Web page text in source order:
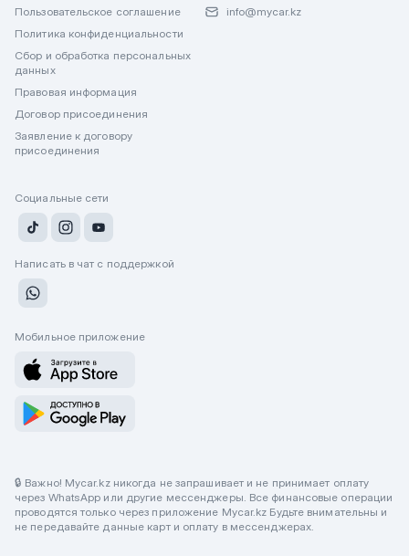
Пользовательское соглашение
Политика конфиденциальности
Сбор и обработка персональных
данных
Правовая информация
Договор присоединения
Заявление к договору
присоединения
info@mycar.kz
Социальные сети
Написать в чат с поддержкой
Мобильное приложение
🔒 Важно! Mycar.kz никогда не запрашивает и не принимает оплату
через WhatsApp или другие мессенджеры. Все финансовые операции
проводятся только через приложение Mycar.kz Будьте внимательны и
не передавайте данные карт и оплату в мессенджерах.